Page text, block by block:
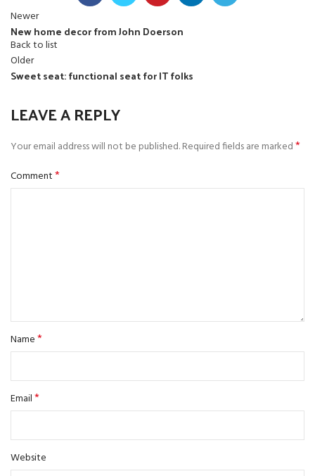
Newer
New home decor from John Doerson
Back to list
Older
Sweet seat: functional seat for IT folks
LEAVE A REPLY
Your email address will not be published.Required fields are marked*
Comment*
Name*
Email*
Website